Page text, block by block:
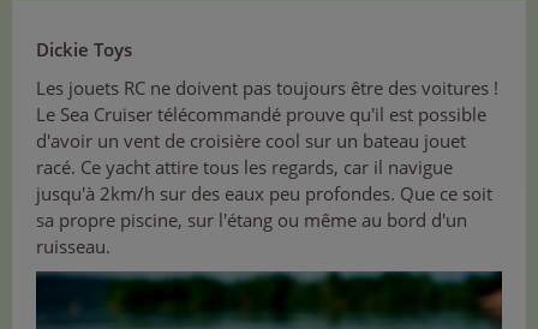
Dickie Toys
Les jouets RC ne doivent pas toujours être des voitures !
Le Sea Cruiser télécommandé prouve qu'il est possible
d'avoir un vent de croisière cool sur un bateau jouet
racé. Ce yacht attire tous les regards, car il navigue
jusqu'à 2km/h sur des eaux peu profondes. Que ce soit
sa propre piscine, sur l'étang ou même au bord d'un
ruisseau.